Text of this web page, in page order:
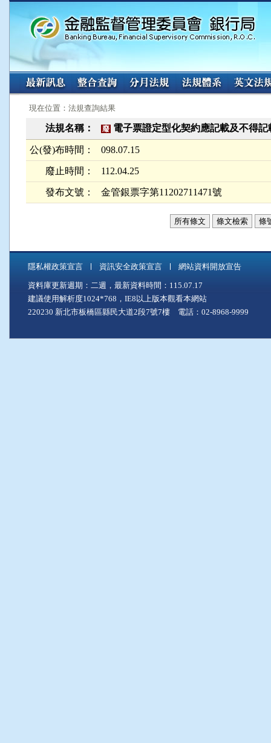
:::
現在位置：法規查詢結果
法規名稱： 廢 電子票證定型化契約應記載及不得
公(發)布時間： 098.07.15
廢止時間： 112.04.25
發布文號： 金管銀票字第11202711471號
所有條文 條文檢索 條
隱私權政策宣言 資訊安全政策宣言 網站資料開放宣告
資料庫更新週期：二週，最新資料時間：115.07.17
建議使用解析度1024*768，IE8以上版本觀看本網站
220230 新北市板橋區縣民大道2段7號7樓 電話：02-8968-9999